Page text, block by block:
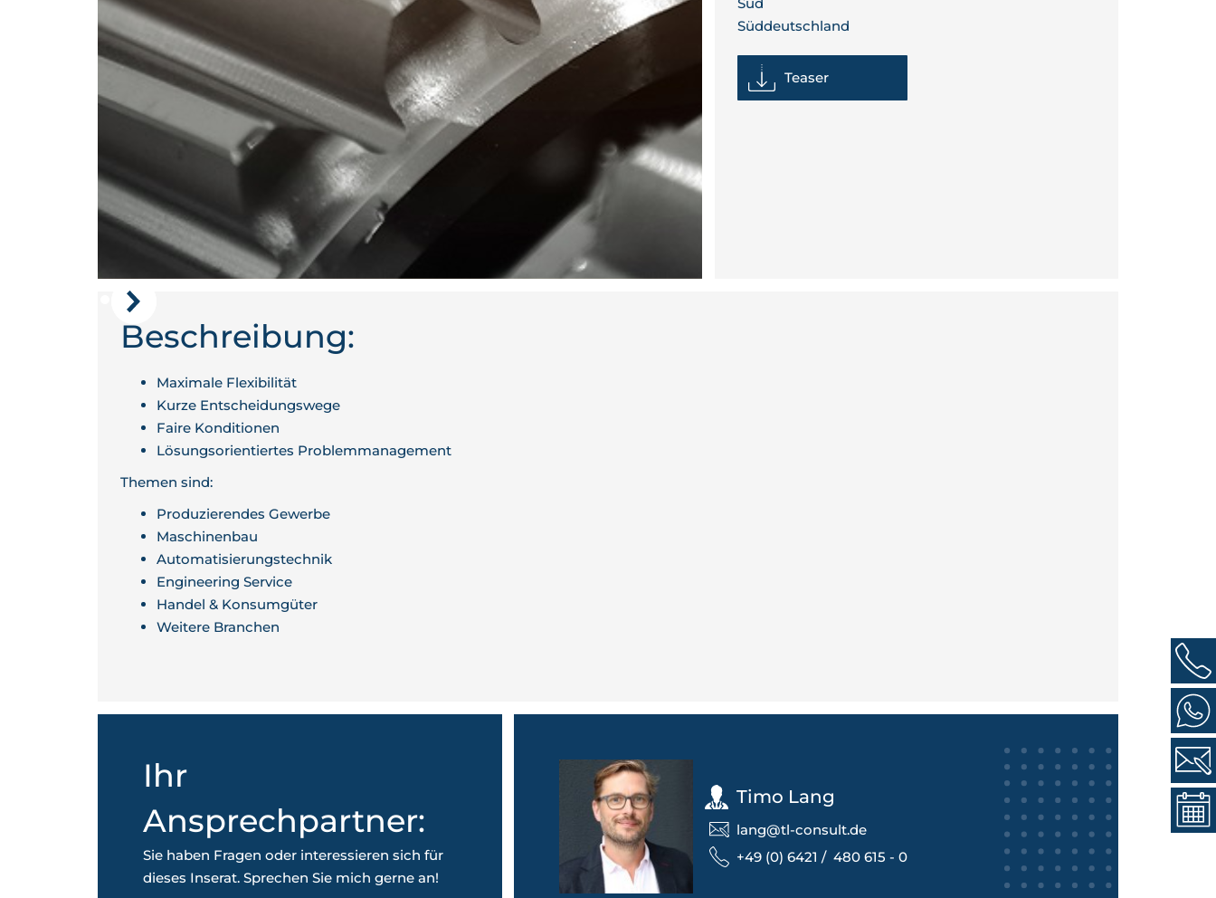
Süddeutschland
Teaser
Beschreibung:
Maximale Flexibilität
Kurze Entscheidungswege
Faire Konditionen
Lösungsorientiertes Problemmanagement
Themen sind:
Produzierendes Gewerbe
Maschinenbau
Automatisierungstechnik
Engineering Service
Handel & Konsumgüter
Weitere Branchen
Ihr
Ansprechpartner:
Sie haben Fragen oder interessieren sich für
dieses Inserat. Sprechen Sie mich gerne an!
Timo Lang
lang@tl-consult.de
+49 (0) 6421 / 480 615 - 0